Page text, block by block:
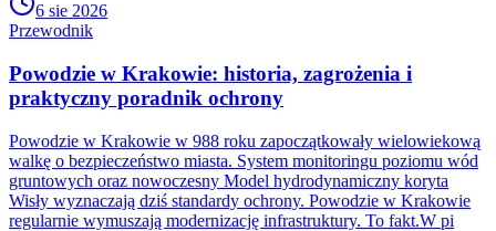
6 sie 2026
Przewodnik
Powodzie w Krakowie: historia, zagrożenia i
praktyczny poradnik ochrony
Powodzie w Krakowie w 988 roku zapoczątkowały wielowiekową
walkę o bezpieczeństwo miasta. System monitoringu poziomu wód
gruntowych oraz nowoczesny Model hydrodynamiczny koryta
Wisły wyznaczają dziś standardy ochrony. Powodzie w Krakowie
regularnie wymuszają modernizację infrastruktury. To fakt.W pi